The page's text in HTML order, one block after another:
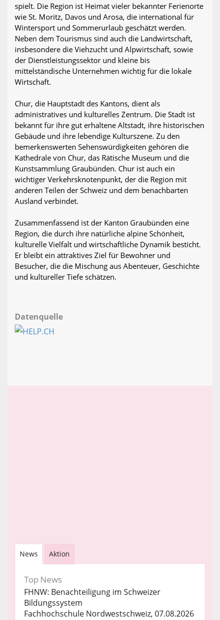
spielt. Die Region ist Heimat vieler bekannter Ferienorte
wie St. Moritz, Davos und Arosa, die international für
Wintersport und Sommerurlaub geschätzt werden.
Neben dem Tourismus sind auch die Landwirtschaft,
insbesondere die Viehzucht und Alpwirtschaft, sowie
der Dienstleistungssektor und kleine bis
mittelständische Unternehmen wichtig für die lokale
Wirtschaft.
Chur, die Hauptstadt des Kantons, dient als
administratives und kulturelles Zentrum. Die Stadt ist
bekannt für ihre gut erhaltene Altstadt, ihre historischen
Gebäude und ihre lebendige Kulturszene. Zu den
bemerkenswerten Sehenswürdigkeiten gehören die
Kathedrale von Chur, das Rätische Museum und die
Kunstsammlung Graubünden. Chur ist auch ein
wichtiger Verkehrsknotenpunkt, der die Region mit
anderen Teilen der Schweiz und dem benachbarten
Ausland verbindet.
Zusammenfassend ist der Kanton Graubünden eine
Region, die durch ihre natürliche alpine Schönheit,
kulturelle Vielfalt und wirtschaftliche Dynamik besticht.
Er bleibt ein attraktives Ziel für Bewohner und
Besucher, die die Mischung aus Abenteuer, Geschichte
und kultureller Tiefe schätzen.
Datenquelle
News Aktion
Top News
FHNW: Benachteiligung im Schweizer
Bildungssystem
Fachhochschule Nordwestschweiz, 07.08.2026